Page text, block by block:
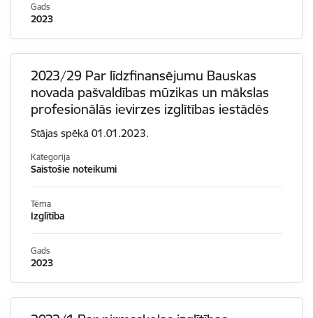
Gads
2023
2023/29 Par līdzfinansējumu Bauskas
novada pašvaldības mūzikas un mākslas
profesionālās ievirzes izglītības iestādēs
Stājas spēkā 01.01.2023.
Kategorija
Saistošie noteikumi
Tēma
Izglītība
Gads
2023